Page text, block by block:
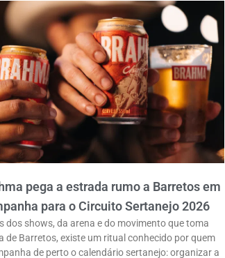
pega a estrada rumo a Barretos em
para o Circuito Sertanejo 2026
dos shows, da arena e do movimento que toma
de Barretos, existe um ritual conhecido por quem
de perto o calendário sertanejo: organizar a